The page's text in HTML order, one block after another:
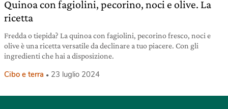
Quinoa con fagiolini, pecorino, noci e olive. La
ricetta
Fredda o tiepida? La quinoa con fagiolini, pecorino fresco, noci e
olive è una ricetta versatile da declinare a tuo piacere. Con gli
ingredienti che hai a disposizione.
Cibo e terra 23 luglio 2024